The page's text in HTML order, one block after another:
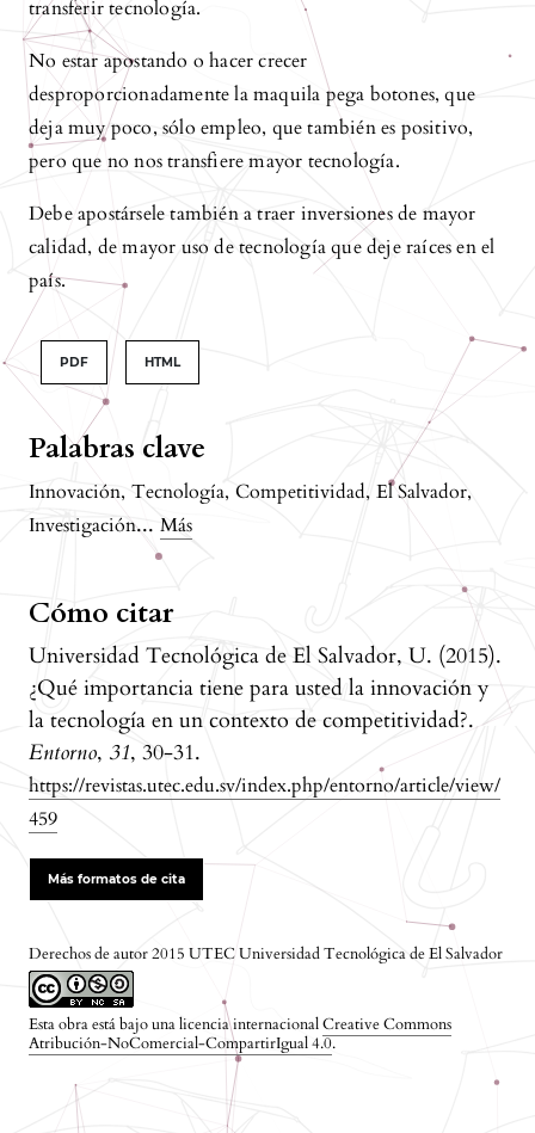
Palabras clave
Innovación, Tecnología, Competitividad, El Salvador,
Investigación... Más
Derechos de autor 2015 UTEC Universidad Tecnológica de El Salvador
Esta obra está bajo una licencia internacionalCreative Commons
Atribución-NoComercial-CompartirIgual 4.0.
Cómo citar
Universidad Tecnológica de El Salvador, U. (2015).
¿Qué importancia tiene para usted la innovación y
la tecnología en un contexto de competitividad?.
Entorno, 31, 30-31.
https://revistas.utec.edu.sv/index.php/entorno/article/view/
459
Más formatos de cita
transferir tecnología.
No estar apostando o hacer crecer
desproporcionadamente la maquila pega botones, que
deja muy poco, sólo empleo, que también es positivo,
pero que no nos transfiere mayor tecnología.
Debe apostársele también a traer inversiones de mayor
calidad, de mayor uso de tecnología que deje raíces en el
país.
PDF HTML